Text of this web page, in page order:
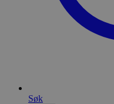
Søk